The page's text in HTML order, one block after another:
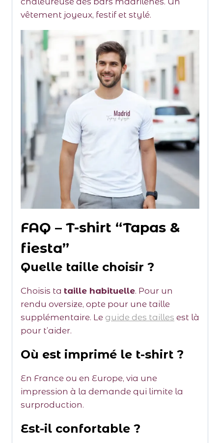
vêtement joyeux, festif et stylé.
FAQ – T-shirt “Tapas &
fiesta”
Quelle taille choisir ?
Choisis ta taille habituelle. Pour un
rendu oversize, opte pour une taille
supplémentaire. Le guide des tailles est là
pour t’aider.
Où est imprimé le t-shirt ?
En France ou en Europe, via une
impression à la demande qui limite la
surproduction.
Est-il confortable ?